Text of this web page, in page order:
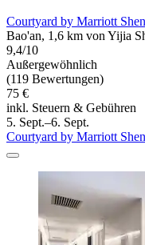
Courtyard by Marriott
Bao'an, 1,6 km von Yijia
9,4/10
Außergewöhnlich
(119 Bewertungen)
75 €
inkl. Steuern & Gebühren
5. Sept.–6. Sept.
Courtyard by Marriott